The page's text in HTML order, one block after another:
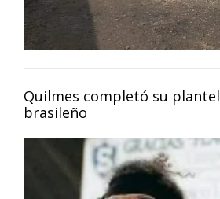
Quilmes completó su
brasileño